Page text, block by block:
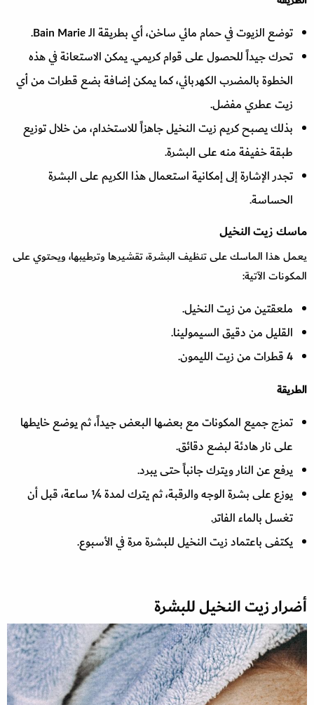
توضع الزيوت في حمام مائي ساخن، أي بطريقة الـ Bain Marie.
تحرك جيداً للحصول على قوام كريمي. يمكن الاستعانة في هذه
الخطوة بالمضرب الكهربائي، كما يمكن إضافة بضع قطرات من أي
زيت عطري مفضل.
بذلك يصبح كريم زيت النخيل جاهزاً للاستخدام، من خلال توزيع
طبقة خفيفة منه على البشرة.
تجدر الإشارة إلى إمكانية استعمال هذا الكريم على البشرة
الحساسة.
ماسك زيت النخيل
يعمل هذا الماسك على تنظيف البشرة، تقشيرها وترطيبها، ويحتوي على
المكونات الآتية:
ملعقتين من زيت النخيل.
القليل من دقيق السيمولينا.
4 قطرات من زيت الليمون.
الطريقة
تمزج جميع المكونات مع بعضها البعض جيداً، ثم يوضع خايطها
على نار هادئة لبضع دقائق.
يرفع عن النار ويترك جانباً حتى يبرد.
يوزع على بشرة الوجه والرقبة، ثم يترك لمدة ¼ ساعة، قبل أن
تغسل بالماء الفاتر.
يكتفى باعتماد زيت النخيل للبشرة مرة في الأسبوع.
أضرار زيت النخيل للبشرة